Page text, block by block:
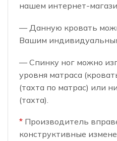
нашем интернет-
— Данную кровать
Вашим
— Спинку ног можно
уровня матраса
(тахта по матрас) или
(тахта).
* Производитель
конструктивные